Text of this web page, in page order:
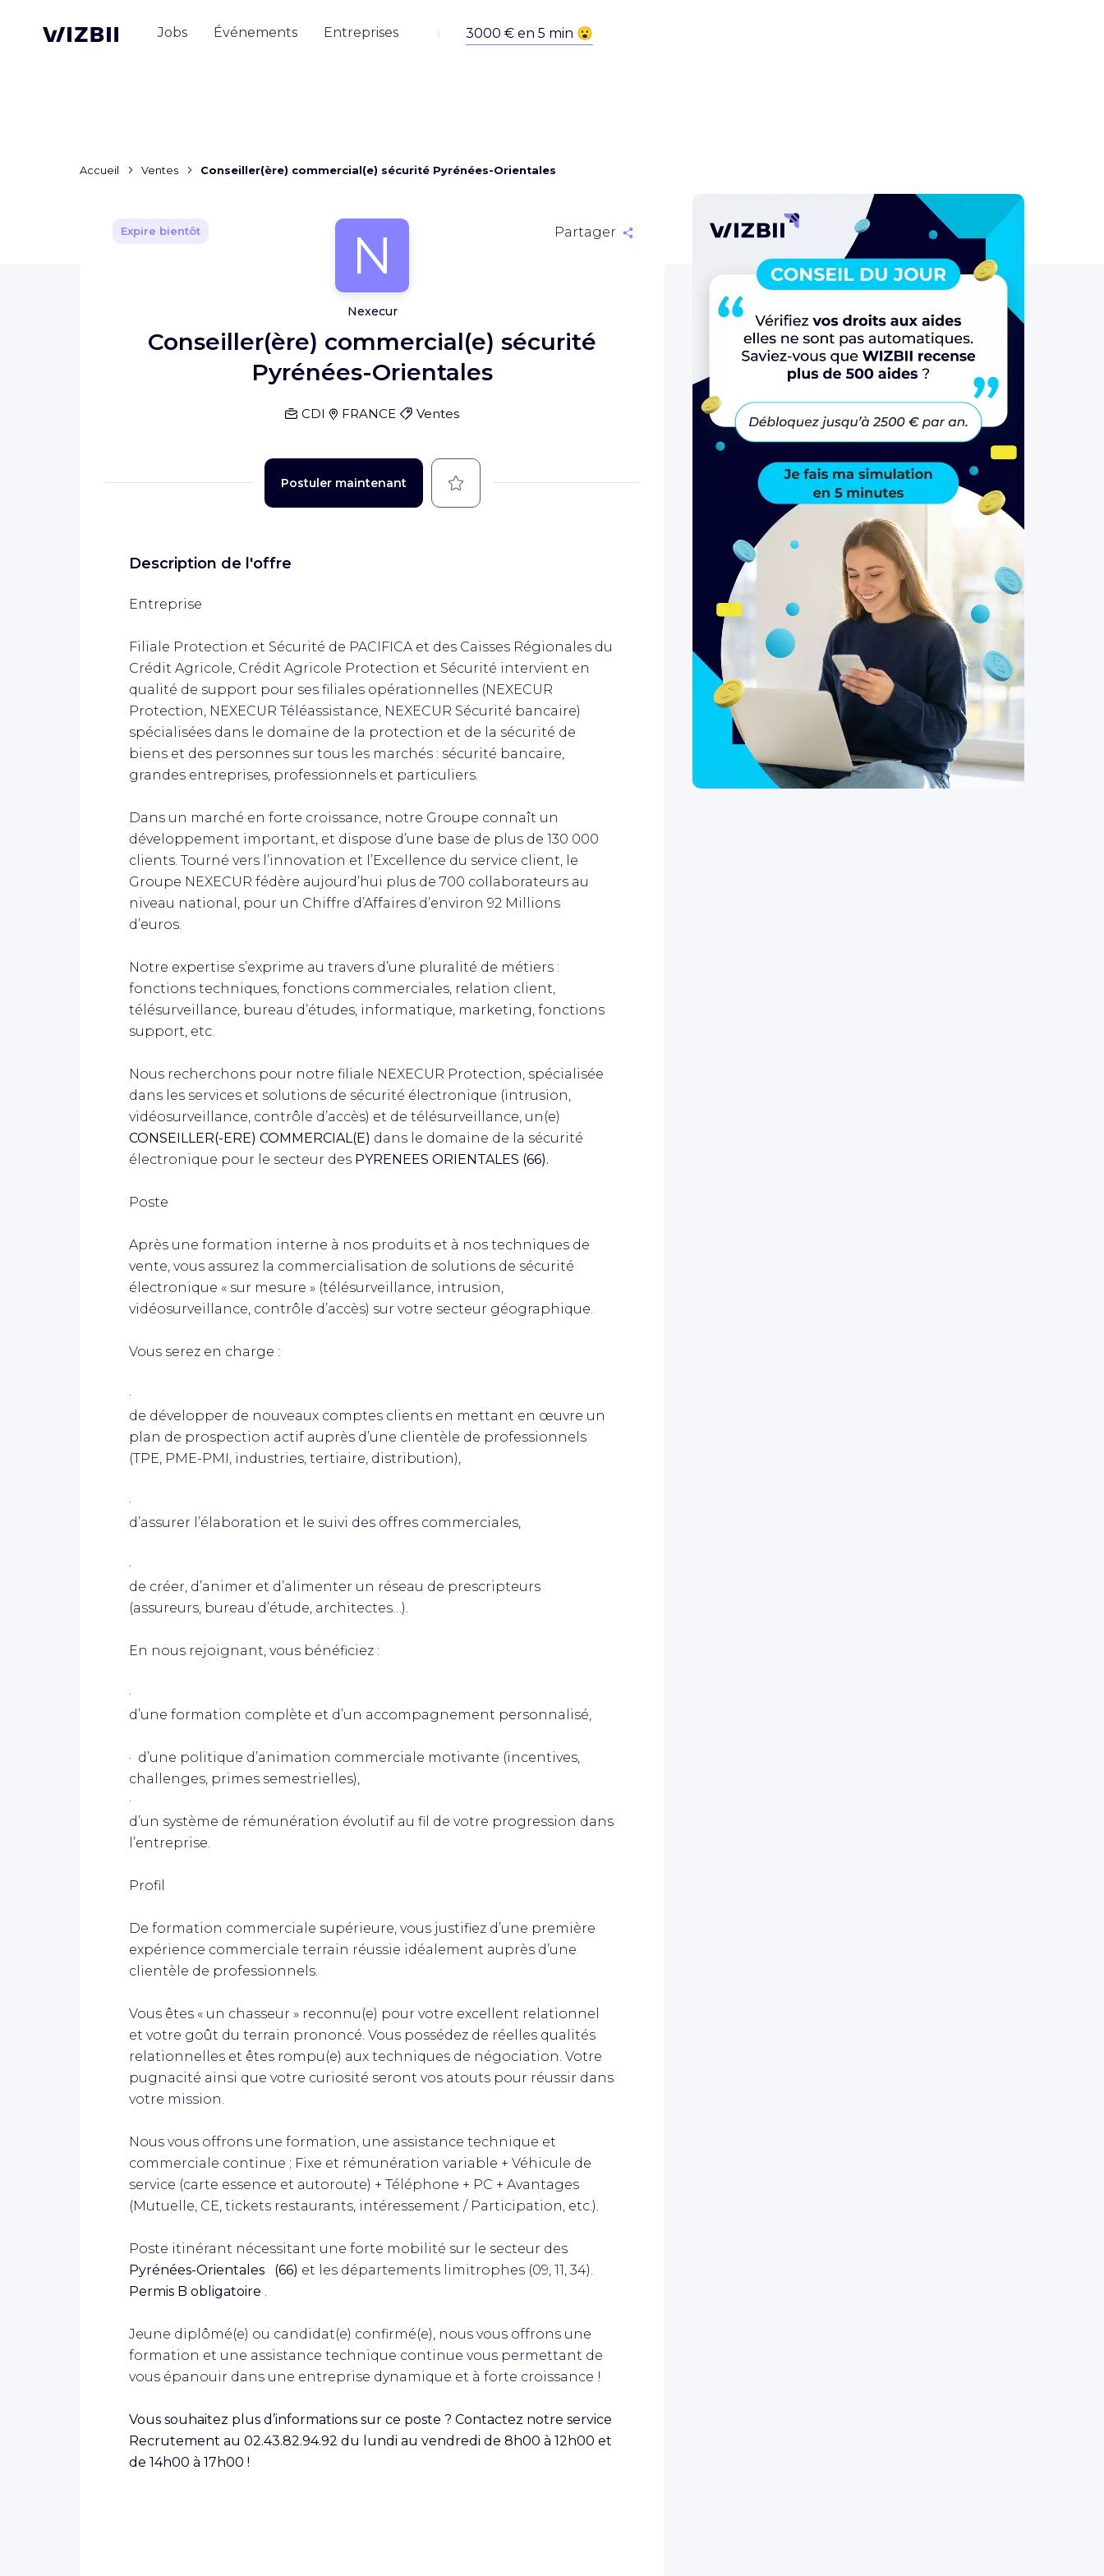
Jobs Événements Entreprises
Accueil Ventes Conseiller(ère) commercial(e) sécurité Pyrénées-Orientales
Expire bientôt N Partager
Nexecur
Conseiller(ère) commercial(e) sécurité
Pyrénées-Orientales
CDI FRANCE Ventes
Postuler maintenant Sauvegarder
Description de l'offre
Entreprise
Filiale Protection et Sécurité de PACIFICA et des Caisses Régionales du
Crédit Agricole, Crédit Agricole Protection et Sécurité intervient en
qualité de support pour ses filiales opérationnelles (NEXECUR
Protection, NEXECUR Téléassistance, NEXECUR Sécurité bancaire)
spécialisées dans le domaine de la protection et de la sécurité de
biens et des personnes sur tous les marchés : sécurité bancaire,
grandes entreprises, professionnels et particuliers.
Dans un marché en forte croissance, notre Groupe connaît un
développement important, et dispose d’une base de plus de 130 000
clients. Tourné vers l’innovation et l’Excellence du service client, le
Groupe NEXECUR fédère aujourd’hui plus de 700 collaborateurs au
niveau national, pour un Chiffre d’Affaires d’environ 92 Millions
d’euros.
Notre expertise s’exprime au travers d’une pluralité de métiers :
fonctions techniques, fonctions commerciales, relation client,
télésurveillance, bureau d’études, informatique, marketing, fonctions
support, etc.
Nous recherchons pour notre filiale NEXECUR Protection, spécialisée
dans les services et solutions de sécurité électronique (intrusion,
vidéosurveillance, contrôle d’accès) et de télésurveillance, un(e)
CONSEILLER(-ERE) COMMERCIAL(E) dans le domaine de la sécurité
électronique pour le secteur des PYRENEES ORIENTALES (66).
Poste
Après une formation interne à nos produits et à nos techniques de
vente, vous assurez la commercialisation de solutions de sécurité
électronique « sur mesure » (télésurveillance, intrusion,
vidéosurveillance, contrôle d’accès) sur votre secteur géographique.
Vous serez en charge :
·
de développer de nouveaux comptes clients en mettant en œuvre un
plan de prospection actif auprès d’une clientèle de professionnels
(TPE, PME-PMI, industries, tertiaire, distribution),
·
d’assurer l’élaboration et le suivi des offres commerciales,
·
de créer, d’animer et d’alimenter un réseau de prescripteurs
(assureurs, bureau d’étude, architectes…).
En nous rejoignant, vous bénéficiez :
·
d’une formation complète et d’un accompagnement personnalisé,
· d’une politique d’animation commerciale motivante (incentives,
challenges, primes semestrielles),
·
d’un système de rémunération évolutif au fil de votre progression dans
l’entreprise.
Profil
De formation commerciale supérieure, vous justifiez d’une première
expérience commerciale terrain réussie idéalement auprès d’une
clientèle de professionnels.
Vous êtes « un chasseur » reconnu(e) pour votre excellent relationnel
et votre goût du terrain prononcé. Vous possédez de réelles qualités
relationnelles et êtes rompu(e) aux techniques de négociation. Votre
pugnacité ainsi que votre curiosité seront vos atouts pour réussir dans
votre mission.
Nous vous offrons une formation, une assistance technique et
commerciale continue ; Fixe et rémunération variable + Véhicule de
service (carte essence et autoroute) + Téléphone + PC + Avantages
(Mutuelle, CE, tickets restaurants, intéressement / Participation, etc.).
Poste itinérant nécessitant une forte mobilité sur le secteur des
Pyrénées-Orientales
(66) et les départements limitrophes (09, 11, 34).
Permis B obligatoire .
Jeune diplômé(e) ou candidat(e) confirmé(e), nous vous offrons une
formation et une assistance technique continue vous permettant de
vous épanouir dans une entreprise dynamique et à forte croissance !
Vous souhaitez plus d’informations sur ce poste ? Contactez notre service
Recrutement au 02.43.82.94.92 du lundi au vendredi de 8h00 à 12h00 et
de 14h00 à 17h00 !